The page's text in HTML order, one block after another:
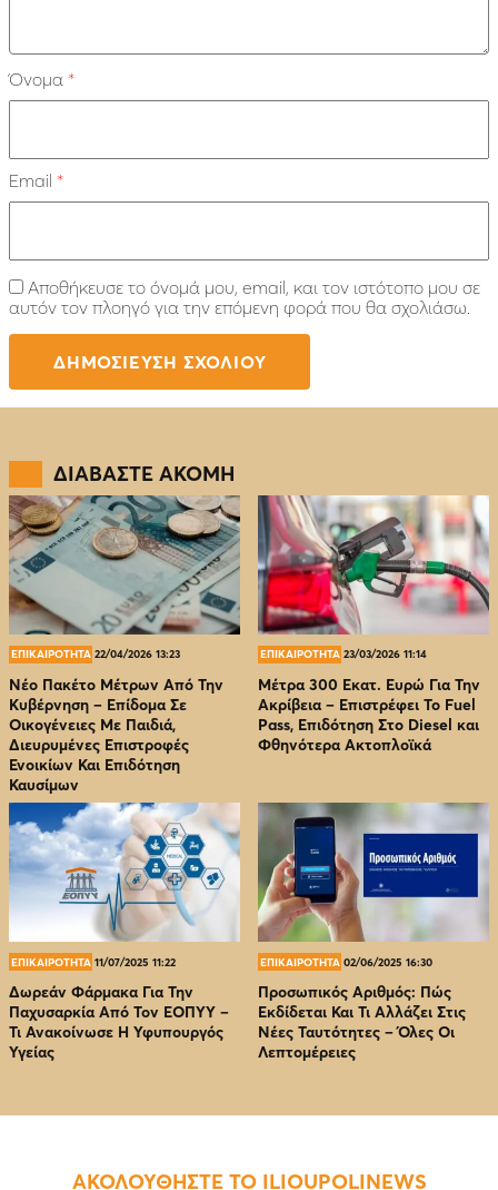
Όνομα *
Email *
Αποθήκευσε το όνομά μου, email, και τον ιστότοπο μου σε
αυτόν τον πλοηγό για την επόμενη φορά που θα σχολιάσω.
ΔΙΑΒΑΣΤΕ ΑΚΟΜΗ
ΕΠΙΚΑΙΡΟΤΗΤΑ 22/04/2026 13:23
Νέο Πακέτο Μέτρων Από Την
Κυβέρνηση – Επίδομα Σε
Οικογένειες Με Παιδιά,
Διευρυμένες Επιστροφές
Ενοικίων Και Επιδότηση
Καυσίμων
ΕΠΙΚΑΙΡΟΤΗΤΑ 23/03/2026 11:14
Μέτρα 300 Εκατ. Ευρώ Για Την
Ακρίβεια – Επιστρέφει Το Fuel
Pass, Επιδότηση Στο Diesel και
Φθηνότερα Ακτοπλοϊκά
ΕΠΙΚΑΙΡΟΤΗΤΑ 11/07/2025 11:22
Δωρεάν Φάρμακα Για Την
Παχυσαρκία Από Τον EOΠΥΥ –
Τι Ανακοίνωσε Η Υφυπουργός
Υγείας
ΕΠΙΚΑΙΡΟΤΗΤΑ 02/06/2025 16:30
Προσωπικός Αριθμός: Πώς
Εκδίδεται Και Τι Αλλάζει Στις
Νέες Ταυτότητες – Όλες Οι
Λεπτομέρειες
ΑΚΟΛΟΥΘΗΣΤΕ ΤΟ ILIOUPOLINEWS